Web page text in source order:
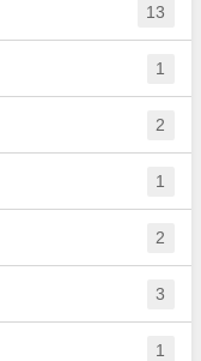
13
1
2
1
2
3
1